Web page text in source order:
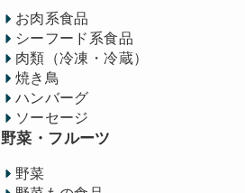
お肉系食品
シーフード系食品
肉類（冷凍・冷蔵）
焼き鳥
ハンバーグ
ソーセージ
野菜・フルーツ
野菜